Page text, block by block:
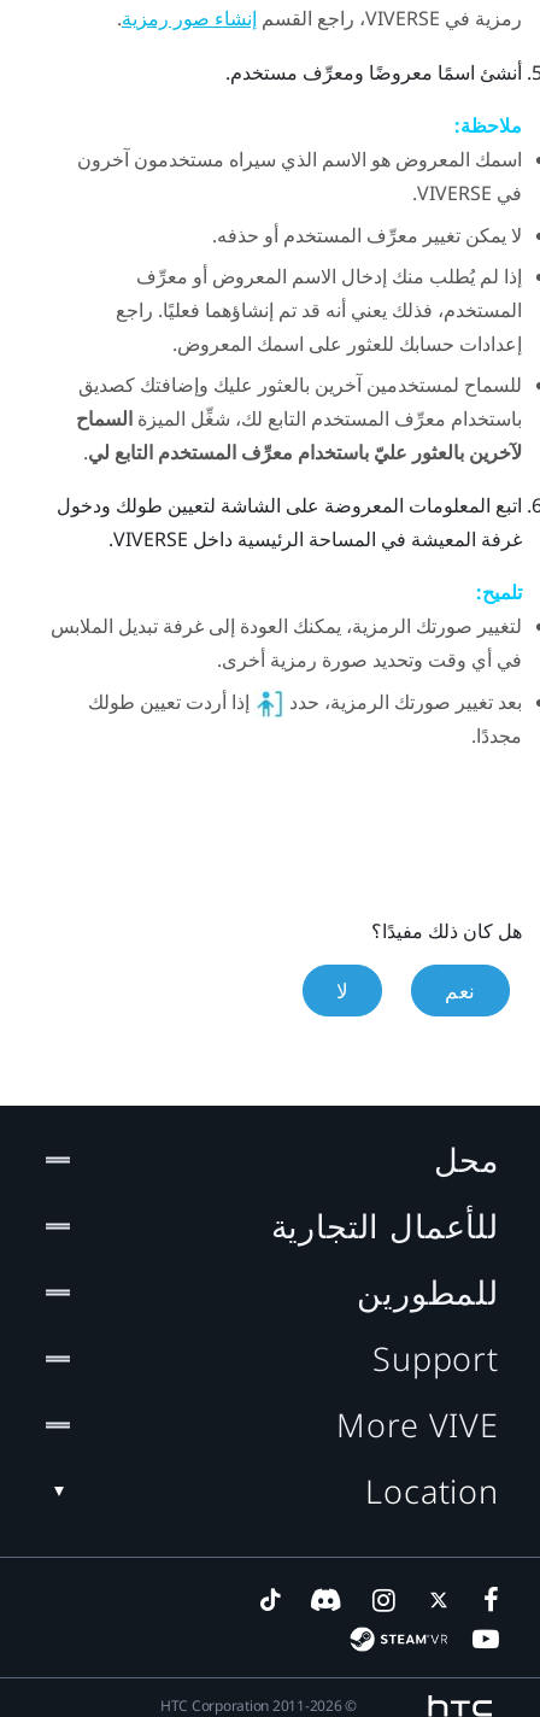
رمزية في VIVERSE، راجع القسم إنشاء صور رمزية.
أنشئ اسمًا معروضًا ومعرِّف مستخدم.
ملاحظة:
اسمك المعروض هو الاسم الذي سيراه مستخدمون آخرون
في VIVERSE
.
لا يمكن تغيير معرِّف المستخدم أو حذفه.
إذا لم يُطلب منك إدخال الاسم المعروض أو معرِّف
المستخدم، فذلك يعني أنه قد تم إنشاؤهما فعليًا. راجع
إعدادات حسابك للعثور على اسمك المعروض.
للسماح لمستخدمين آخرين بالعثور عليك وإضافتك كصديق
باستخدام معرِّف المستخدم التابع لك، شغِّل الميزة السماح
لآخرين بالعثور عليّ باستخدام معرِّف المستخدم التابع لي.
اتبع المعلومات المعروضة على الشاشة لتعيين طولك ودخول
غرفة المعيشة في المساحة الرئيسية داخل VIVERSE
.
تلميح:
لتغيير صورتك الرمزية، يمكنك العودة إلى غرفة تبديل الملابس
في أي وقت وتحديد صورة رمزية أخرى.
بعد تغيير صورتك الرمزية، حدد
إذا أردت تعيين طولك
مجددًا.
هل كان ذلك مفيدًا؟
نعم لا
محل
للأعمال التجارية
للمطورين
Support
More VIVE
Location
© 2011-2026 HTC Corporation